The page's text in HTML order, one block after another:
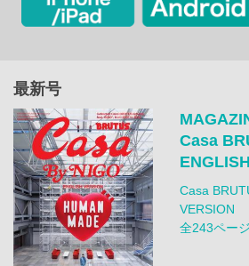
最新号
Casa
Casa
VERSION
全243ペー